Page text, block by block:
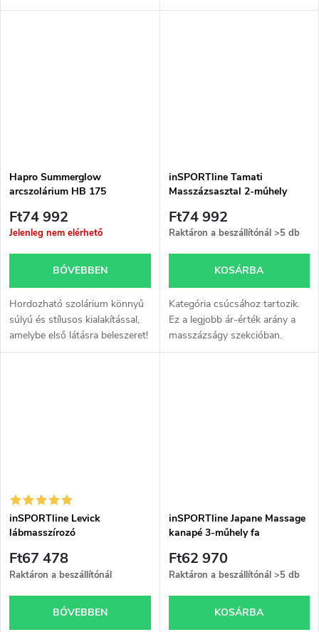
alapján hatékony edzésre és
a kikapcsolódásba, hanem az
Hapro Summerglow
arcszolárium HB 175
Ft74 992
Jelenleg nem elérhető
BŐVEBBEN
Hordozható szolárium könnyű
súlyú és stílusos kialakítással,
amelybe első látásra beleszeret!
inSPORTline Tamati
Masszázsasztal 2-műhely
színekben
Ft74 992
Raktáron a beszállítónál >5 db
KOSÁRBA
Kategória csúcsához tartozik.
Ez a legjobb ár-érték arány a
masszázságy szekcióban.
További információ a leírásban.
inSPORTline Levick
lábmasszírozó
Ft67 478
Raktáron a beszállítónál
BŐVEBBEN
inSPORTline Japane Massage
kanapé 3-műhely fa
Ft62 970
Raktáron a beszállítónál >5 db
KOSÁRBA